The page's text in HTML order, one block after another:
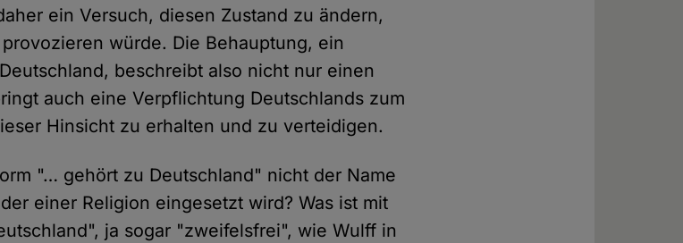
ein Versuch, diesen Zustand zu ändern,
würde. Die Behauptung, ein
beschreibt also nicht nur einen
auch eine Verpflichtung Deutschlands zum
Hinsicht zu erhalten und zu verteidigen.
"… gehört zu Deutschland" nicht der Name
einer Religion eingesetzt wird? Was ist mit
ja sogar "zweifelsfrei", wie Wulff in